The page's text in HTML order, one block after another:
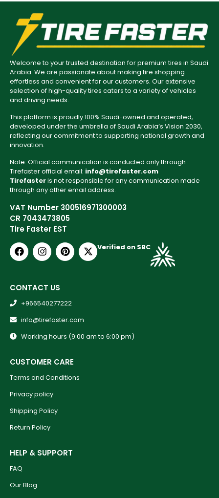
Welcome to your trusted destination for premium tires in Saudi
Arabia. We are passionate about making tire shopping
effortless and convenient for our customers. Our extensive
selection of high-quality tires caters to a variety of vehicles
and driving needs.
This platform is proudly 100% Saudi-owned and operated,
developed under the umbrella of Saudi Arabia’s Vision 2030,
reflecting our commitment to supporting national growth and
innovation.
Note: Official communication is conducted only through
Tirefaster official email: info@tirefaster.com
Tirefasteris not responsible for any communication made
through any other email address.
VAT Number 300516971300003
CR 7043473805
Tire Faster EST
Verified on SBC
CONTACT US
+966540277222
info@tirefaster.com
Working hours (9:00 am to 6:00 pm)
CUSTOMER CARE
Terms and Conditions
Privacy policy
Shipping Policy
Return Policy
HELP & SUPPORT
FAQ
Our Blog